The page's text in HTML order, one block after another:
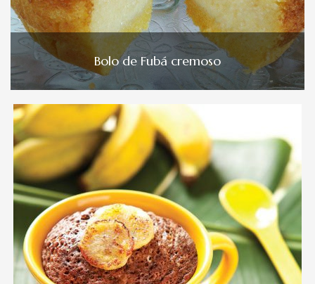
Bolo de Fubá cremoso